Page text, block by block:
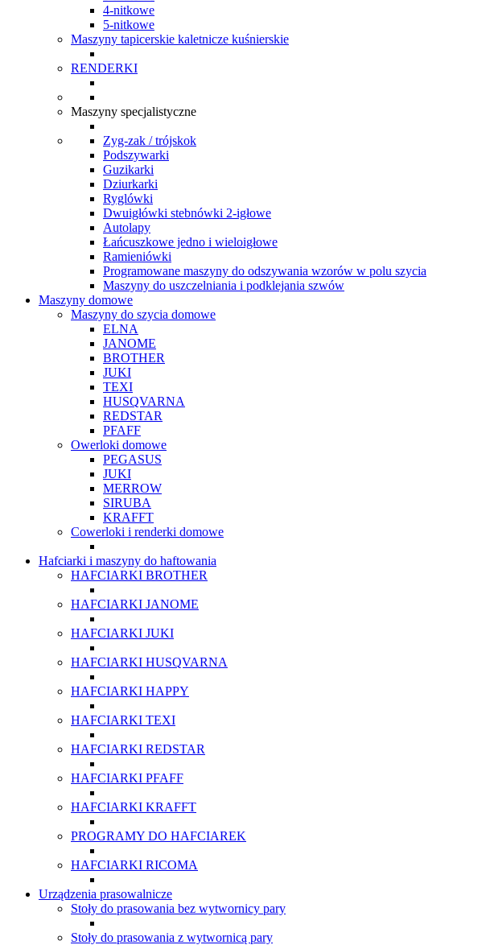
4-nitkowe
5-nitkowe
Maszyny tapicerskie kaletnicze kuśnierskie
RENDERKI
Maszyny specjalistyczne
Zyg-zak / trójskok
Podszywarki
Guzikarki
Dziurkarki
Ryglówki
Dwuigłówki stebnówki 2-igłowe
Autolapy
Łańcuszkowe jedno i wieloigłowe
Ramieniówki
Programowane maszyny do odszywania wzorów w polu szycia
Maszyny do uszczelniania i podklejania szwów
Maszyny domowe
Maszyny do szycia domowe
ELNA
JANOME
BROTHER
JUKI
TEXI
HUSQVARNA
REDSTAR
PFAFF
Owerloki domowe
PEGASUS
JUKI
MERROW
SIRUBA
KRAFFT
Cowerloki i renderki domowe
Hafciarki i maszyny do haftowania
HAFCIARKI BROTHER
HAFCIARKI JANOME
HAFCIARKI JUKI
HAFCIARKI HUSQVARNA
HAFCIARKI HAPPY
HAFCIARKI TEXI
HAFCIARKI REDSTAR
HAFCIARKI PFAFF
HAFCIARKI KRAFFT
PROGRAMY DO HAFCIAREK
HAFCIARKI RICOMA
Urządzenia prasowalnicze
Stoły do prasowania bez wytwornicy pary
Stoły do prasowania z wytwornicą pary